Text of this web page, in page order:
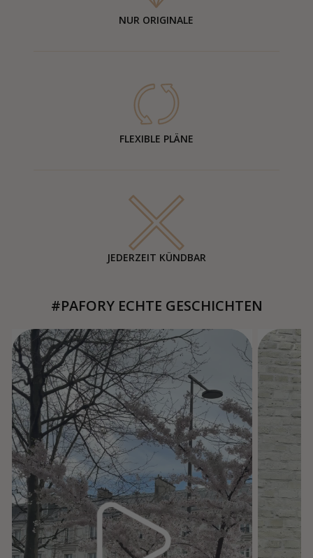
NUR ORIGINALE
FLEXIBLE PLÄNE
JEDERZEIT KÜNDBAR
#PAFORY ECHTE GESCHICHTEN